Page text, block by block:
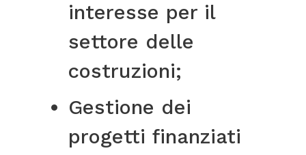
interesse per il
settore delle
costruzioni;
Gestione dei
progetti finanziati